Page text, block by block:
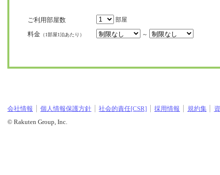
ご利用部屋数 部屋
料金 （1部屋1泊あたり） ～
会社情報 個人情報保護方針 社会的責任[CSR] 採用情報 規約集
© Rakuten Group, Inc.